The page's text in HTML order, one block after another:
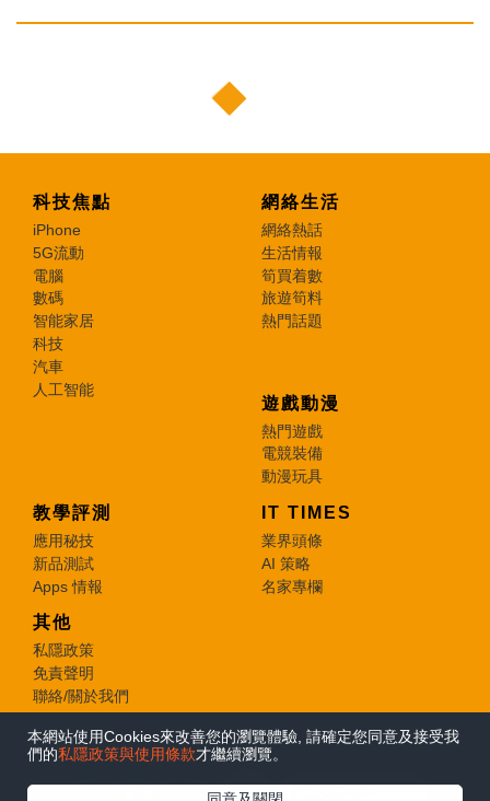
科技焦點
iPhone
5G流動
電腦
數碼
智能家居
科技
汽車
人工智能
網絡生活
網絡熱話
生活情報
筍買着數
旅遊筍料
熱門話題
遊戲動漫
熱門遊戲
電競裝備
動漫玩具
教學評測
應用秘技
新品測試
Apps 情報
IT TIMES
業界頭條
AI 策略
名家專欄
其他
私隱政策
免責聲明
聯絡/關於我們
© 2026 e-zone. All Rights Reserved.
本網站使用Cookies來改善您的瀏覽體驗, 請確定您同意及接受我
們的私隱政策與使用條款才繼續瀏覽。